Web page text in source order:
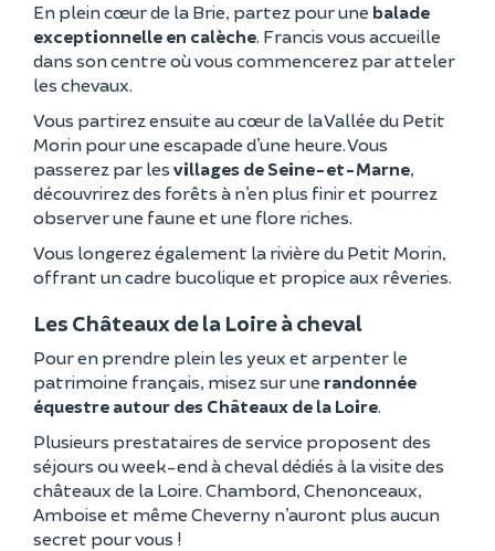
En plein cœur de la Brie, partez pour une balade
exceptionnelle en calèche. Francis vous accueille
dans son centre où vous commencerez par atteler
les chevaux.
Vous partirez ensuite au cœur de la Vallée du Petit
Morin pour une escapade d’une heure. Vous
passerez par les villages de Seine-et-Marne,
découvrirez des forêts à n’en plus finir et pourrez
observer une faune et une flore riches.
Vous longerez également la rivière du Petit Morin,
offrant un cadre bucolique et propice aux rêveries.
Les Châteaux de la Loire à cheval
Pour en prendre plein les yeux et arpenter le
patrimoine français, misez sur une randonnée
équestre autour des Châteaux de la Loire.
Plusieurs prestataires de service proposent des
séjours ou week-end à cheval dédiés à la visite des
châteaux de la Loire. Chambord, Chenonceaux,
Amboise et même Cheverny n’auront plus aucun
secret pour vous !